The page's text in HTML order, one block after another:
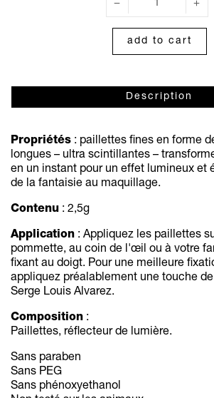
add to cart
Description
Propriétés : paillettes fines en forme
longues – ultra scintillantes –
en un instant pour un effet lumineux et
de la fantaisie au maquillage.
Contenu : 2,5g
Application : Appliquez les paillettes
pommette, au coin de l'œil ou à votre
fixant au doigt. Pour une meilleure
appliquez préalablement une touche
Serge Louis Alvarez.
Composition :
Paillettes, réflecteur de lumière.
Sans paraben
Sans PEG
Sans phénoxyethanol